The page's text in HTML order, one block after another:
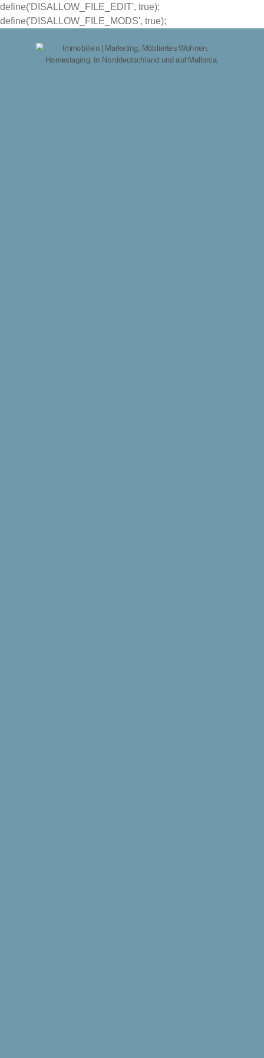
define('DISALLOW_FILE_EDIT', true);
define('DISALLOW_FILE_MODS', true);